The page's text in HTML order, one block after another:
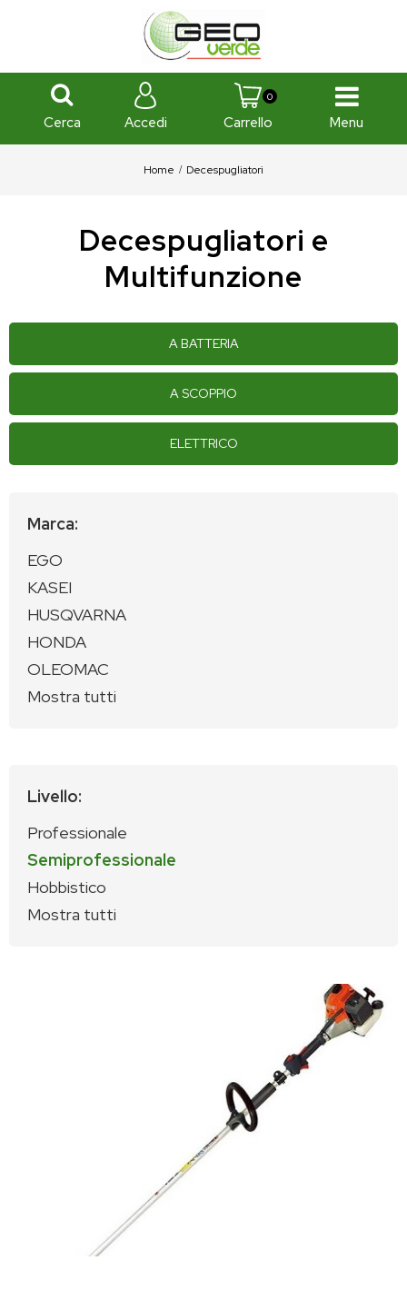
Cerca Accedi Carrello
0
Menu
Home Decespugliatori
Decespugliatori e
Multifunzione
A BATTERIA
A SCOPPIO
ELETTRICO
Marca:
EGO
KASEI
HUSQVARNA
HONDA
OLEOMAC
Mostra tutti
Livello:
Professionale
Semiprofessionale
Hobbistico
Mostra tutti